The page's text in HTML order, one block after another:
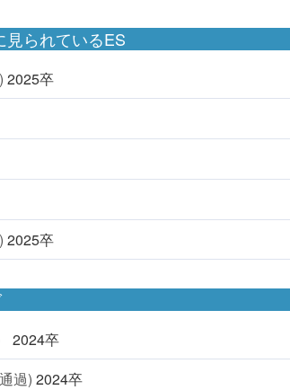
られているES
2025卒
2025卒
2024卒
過) 2024卒